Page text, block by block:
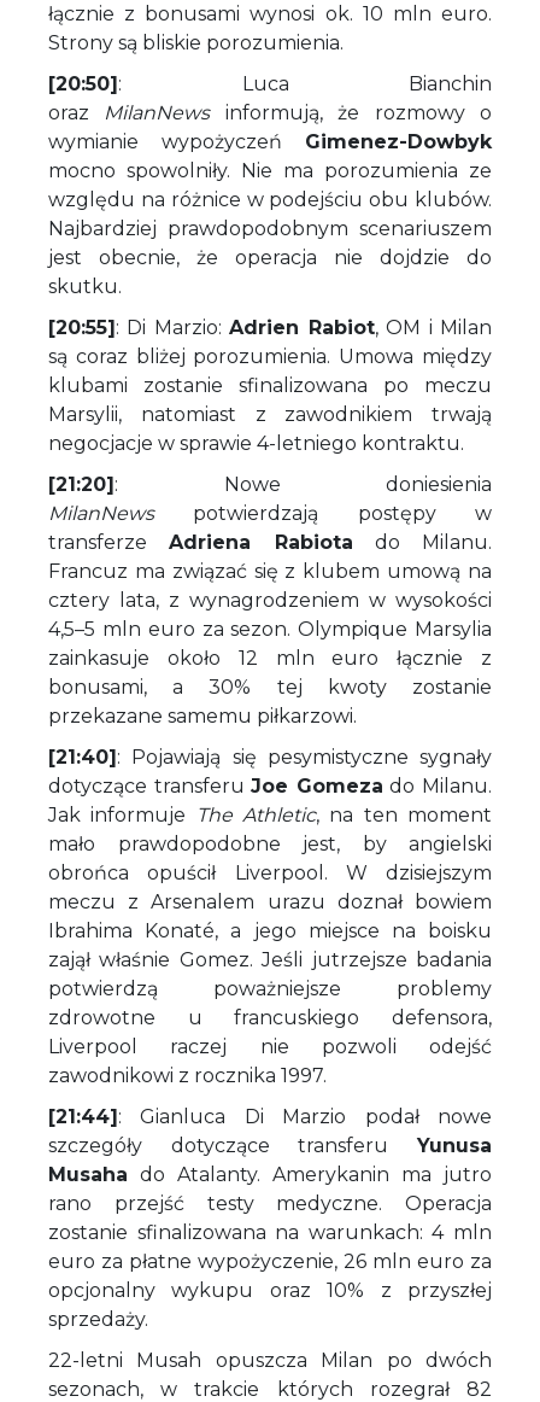
łącznie z bonusami wynosi ok. 10 mln euro.
Strony są bliskie porozumienia.
[20:50]: Luca Bianchin
oraz MilanNews informują, że rozmowy o
wymianie wypożyczeń Gimenez-Dowbyk
mocno spowolniły. Nie ma porozumienia ze
względu na różnice w podejściu obu klubów.
Najbardziej prawdopodobnym scenariuszem
jest obecnie, że operacja nie dojdzie do
skutku.
[20:55]: Di Marzio:Adrien Rabiot, OM i Milan
są coraz bliżej porozumienia. Umowa między
klubami zostanie sfinalizowana po meczu
Marsylii, natomiast z zawodnikiem trwają
negocjacje w sprawie 4-letniego kontraktu.
[21:20]: Nowe doniesienia
MilanNews potwierdzają postępy w
transferzeAdriena Rabiota do Milanu.
Francuz ma związać się z klubem umową na
cztery lata, z wynagrodzeniem w wysokości
4,5–5 mln euro za sezon. Olympique Marsylia
zainkasuje około 12 mln euro łącznie z
bonusami, a 30% tej kwoty zostanie
przekazane samemu piłkarzowi.
[21:40]: Pojawiają się pesymistyczne sygnały
dotyczące transferuJoe Gomeza do Milanu.
Jak informuje
The Athletic, na ten moment
mało prawdopodobne jest, by angielski
obrońca opuścił Liverpool. W dzisiejszym
meczu z Arsenalem urazu doznał bowiem
Ibrahima Konaté, a jego miejsce na boisku
zajął właśnie Gomez. Jeśli jutrzejsze badania
potwierdzą poważniejsze problemy
zdrowotne u francuskiego defensora,
Liverpool raczej nie pozwoli odejść
zawodnikowi z rocznika 1997.
[21:44]: Gianluca Di Marzio podał nowe
szczegóły dotyczące transferu Yunusa
Musaha do Atalanty. Amerykanin ma jutro
rano przejść testy medyczne. Operacja
zostanie sfinalizowana na warunkach: 4 mln
euro za płatne wypożyczenie, 26 mln euro za
opcjonalny wykupu oraz 10% z przyszłej
sprzedaży.
22-letni Musah opuszcza Milan po dwóch
sezonach, w trakcie których rozegrał 82